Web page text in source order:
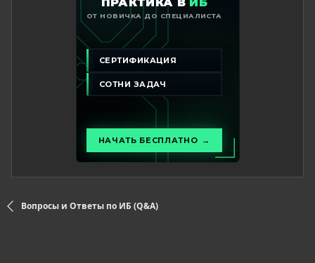
Вопросы и Ответы по ИБ (Q&A)